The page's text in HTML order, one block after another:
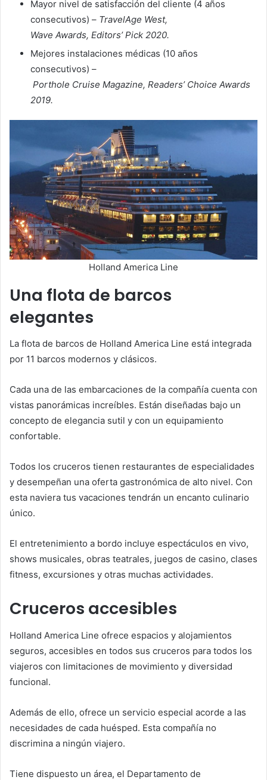
Mayor nivel de satisfacción del cliente (4 años
consecutivos) – TravelAge West,
Wave Awards, Editors’ Pick 2020.
Mejores instalaciones médicas (10 años
consecutivos) –
Porthole Cruise Magazine, Readers’ Choice Awards
2019.
Holland America Line
Una flota de barcos
elegantes
La flota de barcos de Holland America Line está integrada
por 11 barcos modernos y clásicos.
Cada una de las embarcaciones de la compañía cuenta con
vistas panorámicas increíbles. Están diseñadas bajo un
concepto de elegancia sutil y con un equipamiento
confortable.
Todos los cruceros tienen restaurantes de especialidades
y desempeñan una oferta gastronómica de alto nivel. Con
esta naviera tus vacaciones tendrán un encanto culinario
único.
El entretenimiento a bordo incluye espectáculos en vivo,
shows musicales, obras teatrales, juegos de casino, clases
fitness, excursiones y otras muchas actividades.
Cruceros accesibles
Holland America Line ofrece espacios y alojamientos
seguros, accesibles en todos sus cruceros para todos los
viajeros con limitaciones de movimiento y diversidad
funcional.
Además de ello, ofrece un servicio especial acorde a las
necesidades de cada huésped. Esta compañía no
discrimina a ningún viajero.
Tiene dispuesto un área, el Departamento de